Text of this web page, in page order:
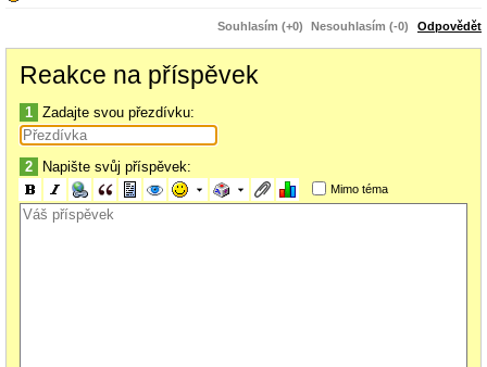
Souhlasím (+0) Nesouhlasím (-0) Odpovědět
Reakce na příspěvek
1 Zadajte svou přezdívku:
2 Napište svůj příspěvek:
Mimo téma